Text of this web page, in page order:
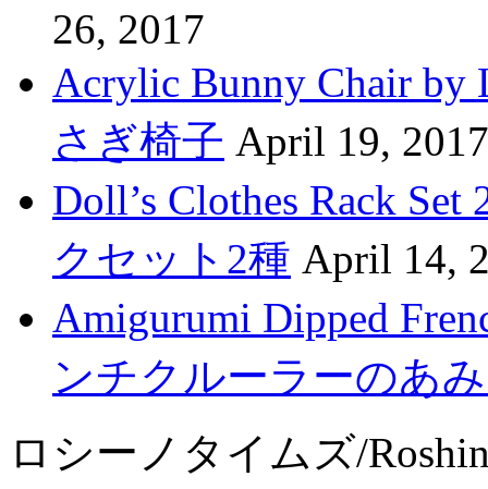
26, 2017
Acrylic Bunny Chair
さぎ椅子 April 19, 2017
Doll’s Clothes Rack
クセット2種 April 14,
Amigurumi Dipped
ンチクルーラーのあ
ロシーノタイムズ/